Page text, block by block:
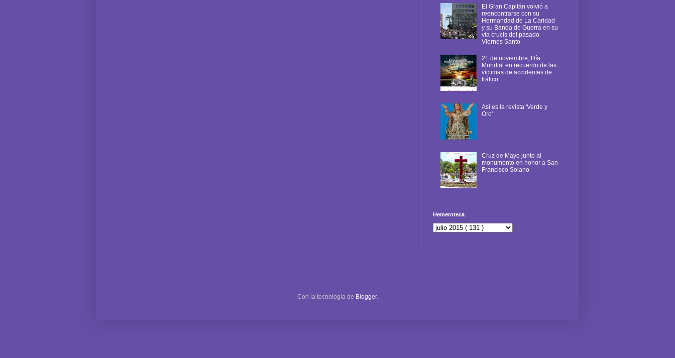
El Gran Capitán volvió a
reencontrarse con su
Hermandad de La Caridad
y su Banda de Guerra en su
vía crucis del pasado
Viernes Santo
21 de noviembre, Día
Mundial en recuerdo de las
víctimas de accidentes de
tráfico
Así es la revista 'Verde y
Oro'
Cruz de Mayo junto al
monumento en honor a San
Francisco Solano
Hemeroteca
Con la tecnología de Blogger.